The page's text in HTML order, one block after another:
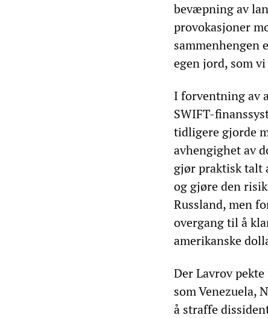
bevæpning av
provokasjoner
sammenhengen
egen jord, som
I forventning av
SWIFT-
tidligere gjorde
avhengighet av
gjør praktisk talt
og gjøre den
Russland, men
overgang til å
amerikanske
Der Lavrov
som Venezuela,
å straffe